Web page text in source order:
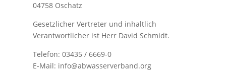
04758 Oschatz
Gesetzlicher Vertreter und inhaltlich
Verantwortlicher ist Herr David Schmidt.
Telefon: 03435 / 6669-0
E-Mail: info@abwasserverband.org